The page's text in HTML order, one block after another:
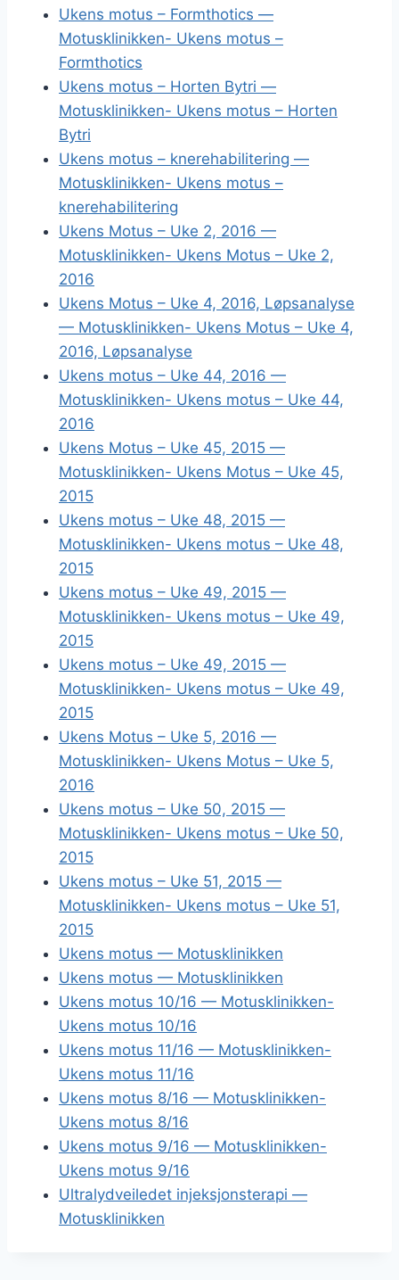
Ukens motus – Formthotics —
Motusklinikken- Ukens motus –
Formthotics
Ukens motus – Horten Bytri —
Motusklinikken- Ukens motus – Horten
Bytri
Ukens motus – knerehabilitering —
Motusklinikken- Ukens motus –
knerehabilitering
Ukens Motus – Uke 2, 2016 —
Motusklinikken- Ukens Motus – Uke 2,
2016
Ukens Motus – Uke 4, 2016, Løpsanalyse
— Motusklinikken- Ukens Motus – Uke 4,
2016, Løpsanalyse
Ukens motus – Uke 44, 2016 —
Motusklinikken- Ukens motus – Uke 44,
2016
Ukens Motus – Uke 45, 2015 —
Motusklinikken- Ukens Motus – Uke 45,
2015
Ukens motus – Uke 48, 2015 —
Motusklinikken- Ukens motus – Uke 48,
2015
Ukens motus – Uke 49, 2015 —
Motusklinikken- Ukens motus – Uke 49,
2015
Ukens motus – Uke 49, 2015 —
Motusklinikken- Ukens motus – Uke 49,
2015
Ukens Motus – Uke 5, 2016 —
Motusklinikken- Ukens Motus – Uke 5,
2016
Ukens motus – Uke 50, 2015 —
Motusklinikken- Ukens motus – Uke 50,
2015
Ukens motus – Uke 51, 2015 —
Motusklinikken- Ukens motus – Uke 51,
2015
Ukens motus — Motusklinikken
Ukens motus — Motusklinikken
Ukens motus 10/16 — Motusklinikken-
Ukens motus 10/16
Ukens motus 11/16 — Motusklinikken-
Ukens motus 11/16
Ukens motus 8/16 — Motusklinikken-
Ukens motus 8/16
Ukens motus 9/16 — Motusklinikken-
Ukens motus 9/16
Ultralydveiledet injeksjonsterapi —
Motusklinikken